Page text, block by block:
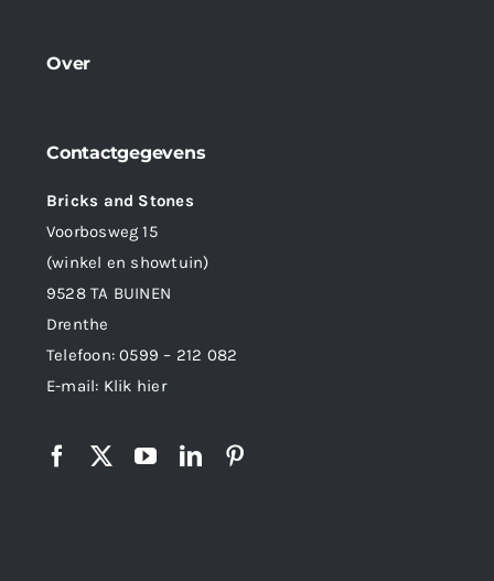
Over
Contactgegevens
Bricks and Stones
Voorbosweg 15
(winkel en showtuin)
9528 TA BUINEN
Drenthe
Telefoon:0599 – 212 082
E-mail: Klik hier